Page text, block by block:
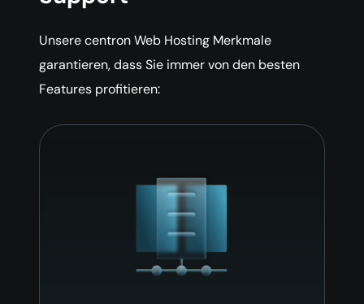
Unsere centron Web Hosting Merkmale
garantieren, dass Sie immer von den besten
Features profitieren: